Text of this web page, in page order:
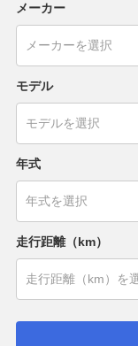
メーカー
モデル
年式
走行距離（km）